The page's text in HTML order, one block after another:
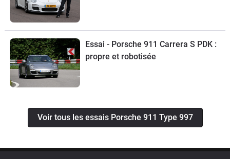
Essai - Porsche 911 Carrera S PDK :
propre et robotisée
Voir tous les essais Porsche 911 Type 997